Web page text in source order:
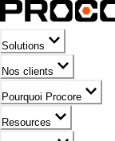
Solutions
Nos clients
Pourquoi Procore
Resources